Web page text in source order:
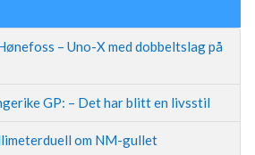
– Uno-X med dobbeltslag på
GP: – Det har blitt en livsstil
om NM-gullet